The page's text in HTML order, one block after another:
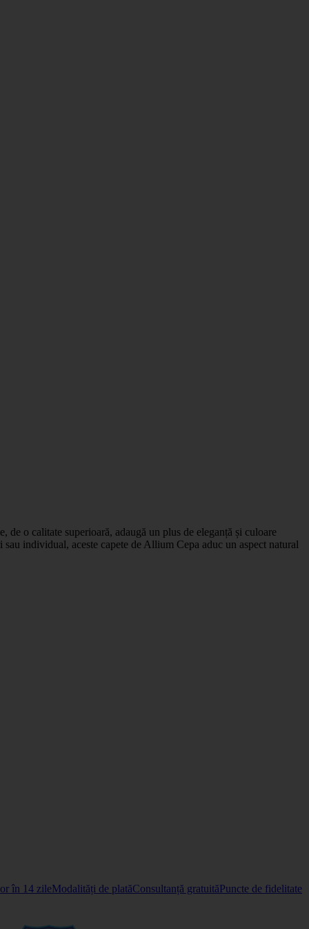
o calitate superioară, adaugă un plus de eleganță și culoare
individual, aceste capete de Allium Cepa aduc un aspect natural
în 14 zileModalități de platăConsultanță gratuităPuncte de fidelitate